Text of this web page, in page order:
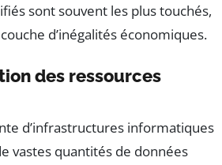
sont souvent les plus touchés,
d’inégalités économiques.
des ressources
d’infrastructures informatiques
vastes quantités de données